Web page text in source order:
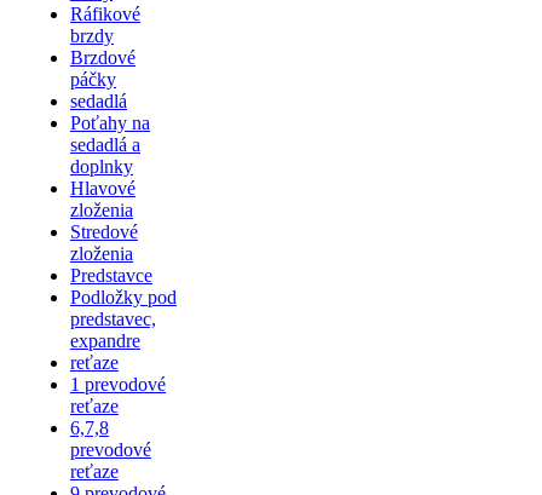
Ráfikové
brzdy
Brzdové
páčky
sedadlá
Poťahy na
sedadlá a
doplnky
Hlavové
zloženia
Stredové
zloženia
Predstavce
Podložky pod
predstavec,
expandre
reťaze
1 prevodové
reťaze
6,7,8
prevodové
reťaze